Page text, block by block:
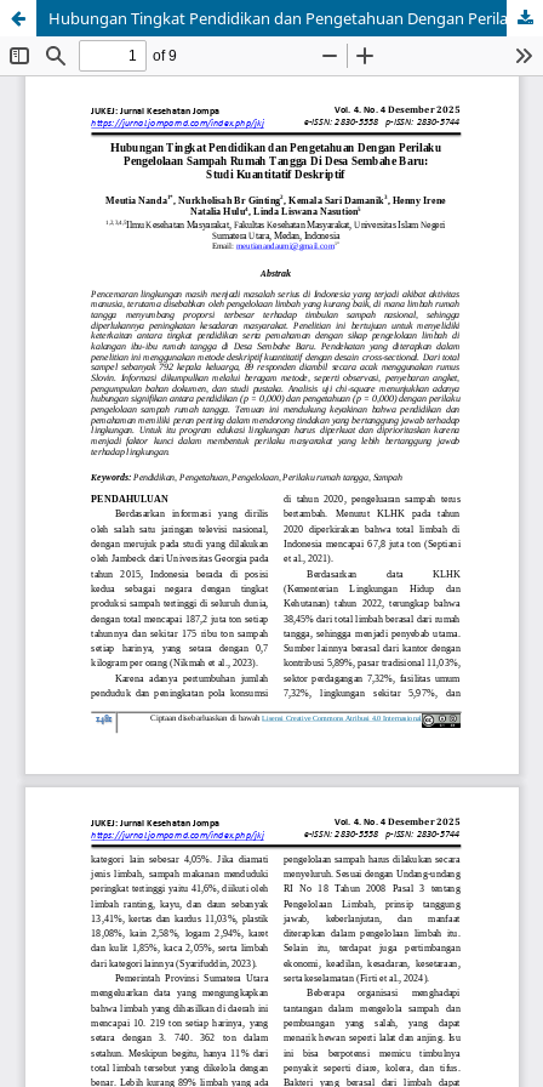
Hubungan Tingkat Pendidikan dan Pengetahuan Dengan Perilaku Pengelolaan Sampah Rumah Tangga Di Desa Sembahe Baru: Studi Kuantitatif Deskriptif